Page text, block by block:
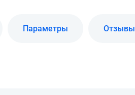
Параметры Отзывы